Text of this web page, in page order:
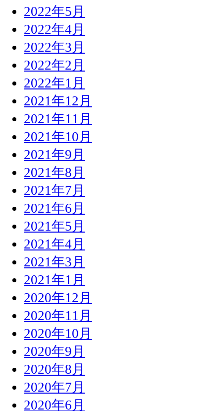
2022年5月
2022年4月
2022年3月
2022年2月
2022年1月
2021年12月
2021年11月
2021年10月
2021年9月
2021年8月
2021年7月
2021年6月
2021年5月
2021年4月
2021年3月
2021年1月
2020年12月
2020年11月
2020年10月
2020年9月
2020年8月
2020年7月
2020年6月